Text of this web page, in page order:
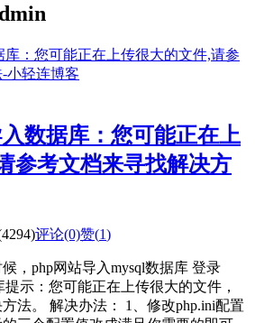
数据库：您可能正在上
参考文档来寻找解决方
评论(0)赞(1)
，php网站导入mysql数据库 登录
提示：您可能正在上传很大的文件，
法。 解决办法： 1、修改php.ini配置